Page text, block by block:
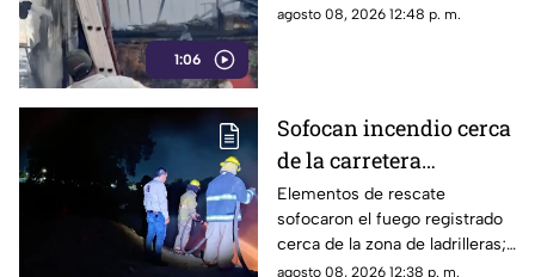
1:06
Torreón. La falta de
agosto 08, 2026 12:48 p. m.
Sofocan incendio cerca
de la carretera
Matamoros-Torreón:
IMÁGENES
Elementos de rescate
sofocaron el fuego registrado
cerca de la zona de ladrilleras;
no se reportaron personas
agosto 08, 2026 12:38 p. m.